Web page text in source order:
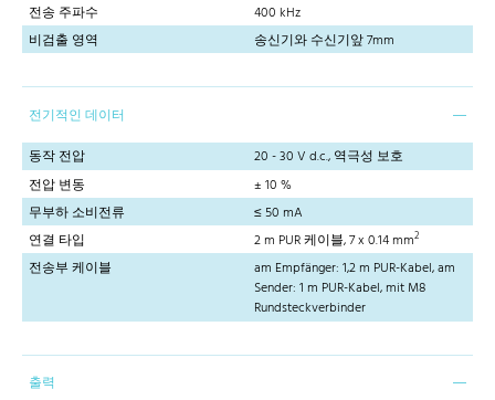
전송 주파수
400 kHz
비검출 영역
송신기와 수신기앞 7mm
전기적인 데이터
동작 전압
20 - 30 V d.c., 역극성 보호
전압 변동
± 10 %
무부하 소비전류
≤ 50 mA
연결 타입
2 m PUR 케이블, 7 x 0.14 mm2
전송부 케이블
am Empfänger: 1,2 m PUR-Kabel, am
Sender: 1 m PUR-Kabel, mit M8
Rundsteckverbinder
출력